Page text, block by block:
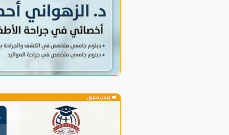
إعلان ممول